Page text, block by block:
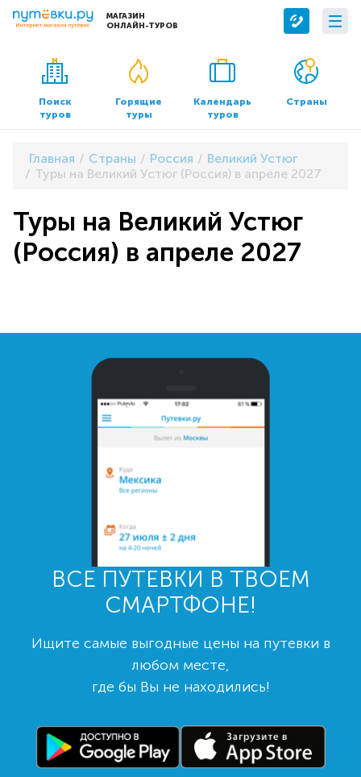
МАГАЗИН
ОНЛАЙН-ТУРОВ
Сервисы
Бронирование отелей
Трансфер
О компании
О нас
Контакты
Документы и реквизиты
Поиск
туров
Горящие
туры
Календарь
туров
Страны
Главная Страны Россия
Великий Устюг
Туры на Великий Устюг (Россия) в апреле 2027
Туры на Великий Устюг
(Россия) в апреле 2027
ВСЕ ПУТЕВКИ В ТВОЕМ
СМАРТФОНЕ!
Ищите самые выгодные цены на путевки в
любом месте,
где бы Вы не находились!